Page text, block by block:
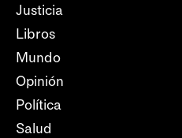
Justicia
Libros
Mundo
Opinión
Política
Salud